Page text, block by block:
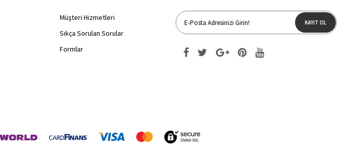
Müşteri Hizmetleri
Sıkça Sorulan Sorular
Formlar
KAYIT OL